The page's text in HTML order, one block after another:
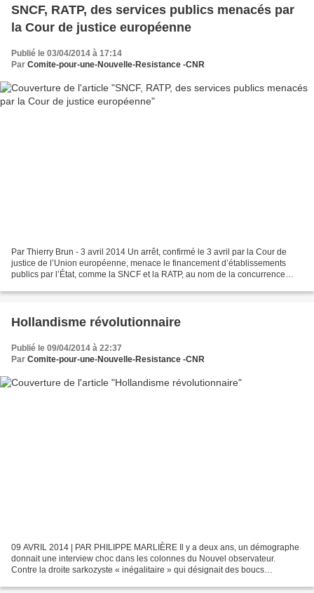
SNCF, RATP, des services publics menacés par
la Cour de justice européenne
Publié le 03/04/2014 à 17:14
Par Comite-pour-une-Nouvelle-Resistance -CNR
Par Thierry Brun - 3 avril 2014 Un arrêt, confirmé le 3 avril par la Cour de
justice de l’Union européenne, menace le financement d’établissements
publics par l’État, comme la SNCF et la RATP, au nom de la concurrence
Hollandisme révolutionnaire
Publié le 09/04/2014 à 22:37
Par Comite-pour-une-Nouvelle-Resistance -CNR
09 AVRIL 2014 | PAR PHILIPPE MARLIÈRE Il y a deux ans, un démographe
donnait une interview choc dans les colonnes du Nouvel observateur.
Contre la droite sarkozyste « inégalitaire » qui désignait des boucs